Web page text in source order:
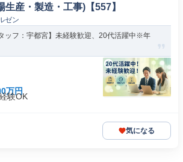
生産・製造・工事)【557】
ゼン
ッフ：宇都宮】未経験歓迎、20代活躍中※年
万円
験OK
気になる